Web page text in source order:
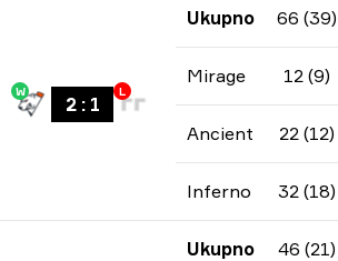
W
2: 1
L
Ukupno 66 (39)
Mirage 12 (9)
Ancient 22 (12)
Inferno 32 (18)
Ukupno 46 (21)